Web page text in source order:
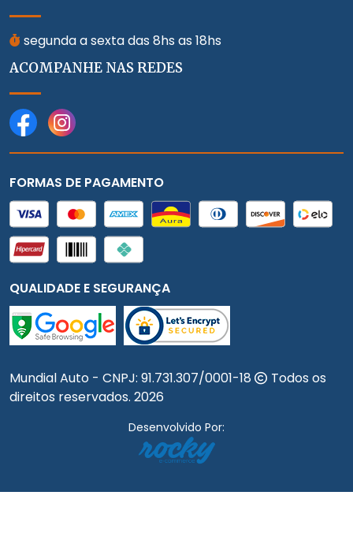
segunda a sexta das 8hs as 18hs
ACOMPANHE NAS REDES
FORMAS DE PAGAMENTO
QUALIDADE E SEGURANÇA
Mundial Auto - CNPJ: 91.731.307/0001-18
Todos os
direitos reservados. 2026
Desenvolvido Por: